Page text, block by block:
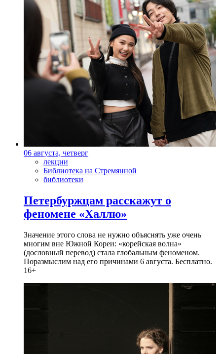
06 августа, четверг
лекции
Библиотека на Стремянной
библиотеки
Петербуржцам расскажут о
феномене «Халлю»
Значение этого слова не нужно объяснять уже очень
многим вне Южной Кореи: «корейская волна»
(дословный перевод) стала глобальным феноменом.
Поразмыслим над его причинами 6 августа. Бесплатно.
16+